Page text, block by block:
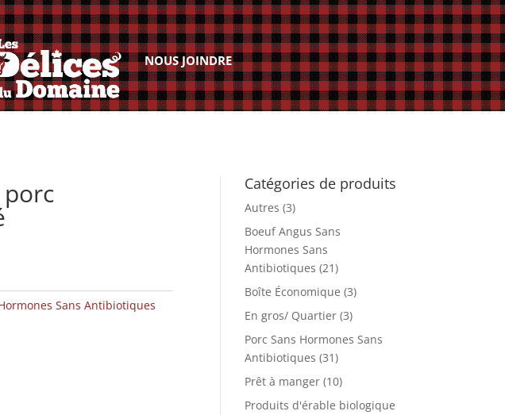
NOUS JOINDRE
Sans Antibiotiques
Catégories de produits
Autres (3)
Boeuf Angus Sans
Hormones Sans
Antibiotiques (21)
Boîte Économique (3)
En gros/ Quartier (3)
Porc Sans Hormones Sans
Antibiotiques (31)
Prêt à manger (10)
Produits d'érable biologique